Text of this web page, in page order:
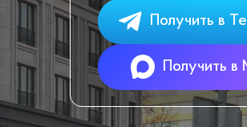
Получить в
Получить в